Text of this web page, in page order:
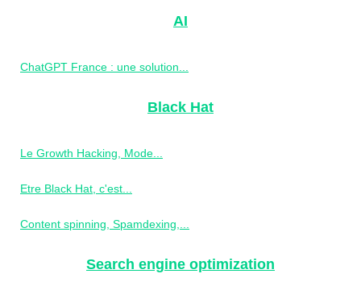
AI
ChatGPT France : une solution...
Black Hat
Le Growth Hacking, Mode...
Etre Black Hat, c'est...
Content spinning, Spamdexing,...
Search engine optimization